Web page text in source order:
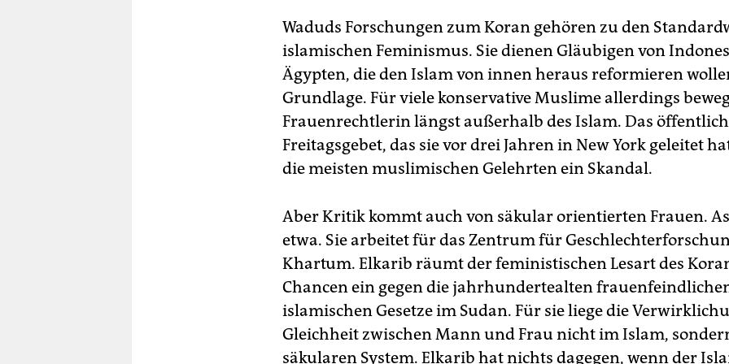
Waduds Forschungen zum Koran gehören zu den
islamischen Feminismus. Sie dienen Gläubigen von
Ägypten, die den Islam von innen heraus reformieren
Grundlage. Für viele konservative Muslime allerdings
Frauenrechtlerin längst außerhalb des Islam. Das
Freitagsgebet, das sie vor drei Jahren in New York geleitet
die meisten muslimischen Gelehrten ein Skandal.
Aber Kritik kommt auch von säkular orientierten Frauen.
etwa. Sie arbeitet für das Zentrum für
Khartum. Elkarib räumt der feministischen Lesart des
Chancen ein gegen die jahrhundertealten
islamischen Gesetze im Sudan. Für sie liege die
Gleichheit zwischen Mann und Frau nicht im Islam,
säkularen System. Elkarib hat nichts dagegen, wenn der